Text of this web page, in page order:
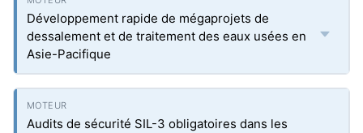
Développement rapide de mégaprojets de
dessalement et de traitement des eaux usées en
Asie-Pacifique
Audits de sécurité SIL-3 obligatoires dans les